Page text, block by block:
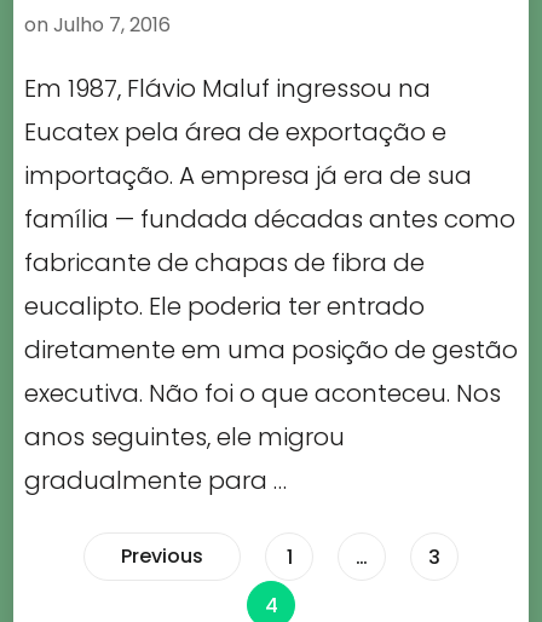
on Julho 7, 2016
Em 1987, Flávio Maluf ingressou na
Eucatex pela área de exportação e
importação. A empresa já era de sua
família — fundada décadas antes como
fabricante de chapas de fibra de
eucalipto. Ele poderia ter entrado
diretamente em uma posição de gestão
executiva. Não foi o que aconteceu. Nos
anos seguintes, ele migrou
gradualmente para …
Paginação
Previous Page
1 … Page
3
Page
4